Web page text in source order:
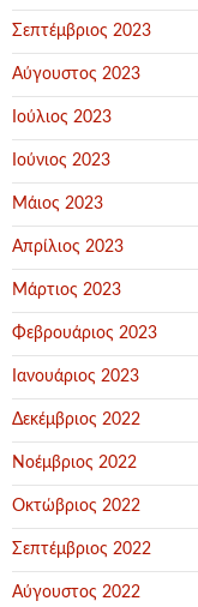
Σεπτέμβριος 2023
Αύγουστος 2023
Ιούλιος 2023
Ιούνιος 2023
Μάιος 2023
Απρίλιος 2023
Μάρτιος 2023
Φεβρουάριος 2023
Ιανουάριος 2023
Δεκέμβριος 2022
Νοέμβριος 2022
Οκτώβριος 2022
Σεπτέμβριος 2022
Αύγουστος 2022